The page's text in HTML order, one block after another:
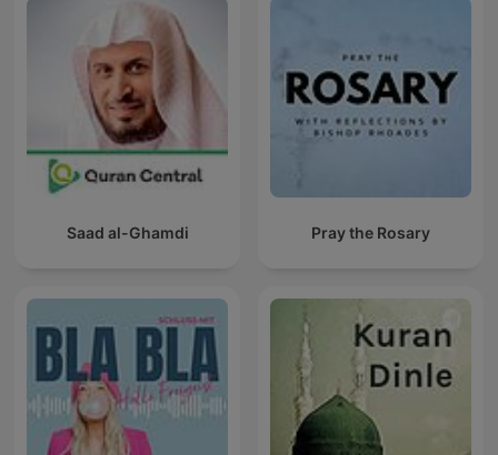
Saad al-Ghamdi Pray the Rosary